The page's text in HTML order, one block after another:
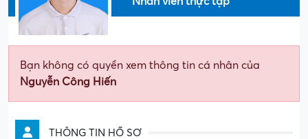
Bạn không có quyền xem thông tin cá nhân của
Nguyễn Công Hiến
THÔNG TIN HỒ SƠ